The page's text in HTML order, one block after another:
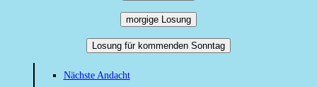
morgige Losung
Losung für kommenden Sonntag
Nächste Andacht